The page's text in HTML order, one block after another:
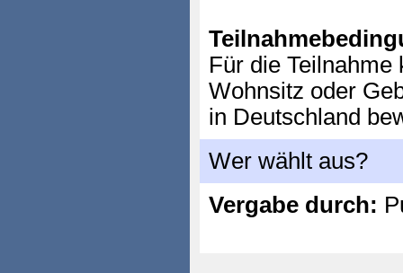
Für die
Wohnsitz oder
in Deutschland
Wer wählt aus?
Vergabe durch: